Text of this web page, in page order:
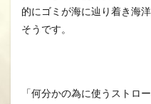
的にゴミが海に辿り着き海
そうです。
「何分かの為に使うストロ